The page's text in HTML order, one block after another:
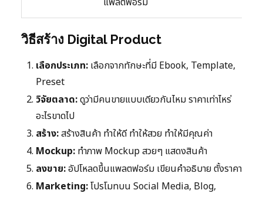
วิธีสร้าง Digital Product
เลือกประเภท: เลือกจากทักษะที่มี Ebook, Template,
Preset
วิจัยตลาด:ดูว่ามีคนขายแบบเดียวกันไหม ราคาเท่าไหร่
อะไรขาดไป
สร้าง:สร้างสินค้า ทำให้ดี ทำให้สวย ทำให้มีคุณค่า
Mockup: ทำภาพ Mockup สวยๆ แสดงสินค้า
ลงขาย:อัปโหลดขึ้นแพลตฟอร์ม เขียนคำอธิบาย ตั้งราคา
Marketing:โปรโมทบน Social Media, Blog,